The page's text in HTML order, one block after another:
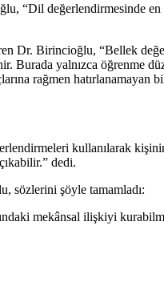
“Dil değerlendirmesinde en
Dr. Birincioğlu, “Bellek
Burada yalnızca öğrenme
rağmen hatırlanamayan
kullanılarak
dedi.
sözlerini şöyle tamamladı:
mekânsal ilişkiyi